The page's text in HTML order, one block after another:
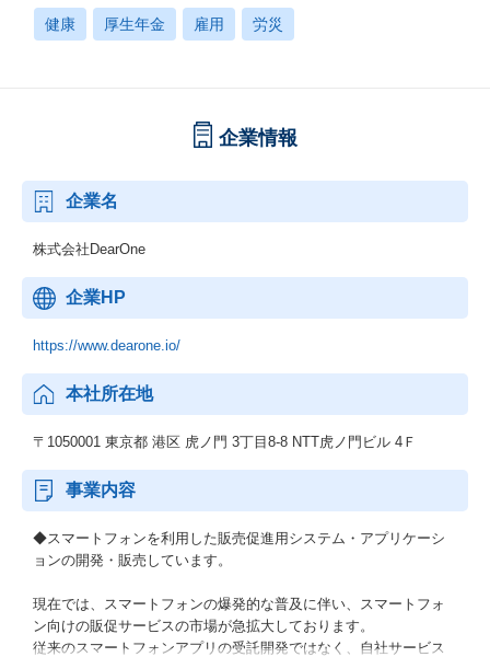
健康 厚生年金 雇用 労災
企業情報
企業名
株式会社DearOne
企業HP
https://www.dearone.io/
本社所在地
〒1050001 東京都 港区 虎ノ門 3丁目8-8 NTT虎ノ門ビル 4Ｆ
事業内容
◆スマートフォンを利用した販売促進用システム・アプリケーシ
ョンの開発・販売しています。
現在では、スマートフォンの爆発的な普及に伴い、スマートフォ
ン向けの販促サービスの市場が急拡大しております。
従来のスマートフォンアプリの受託開発ではなく、自社サービス